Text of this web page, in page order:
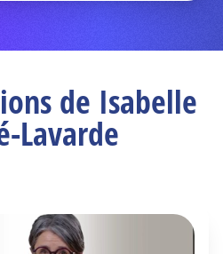
de Isabelle
Lavarde